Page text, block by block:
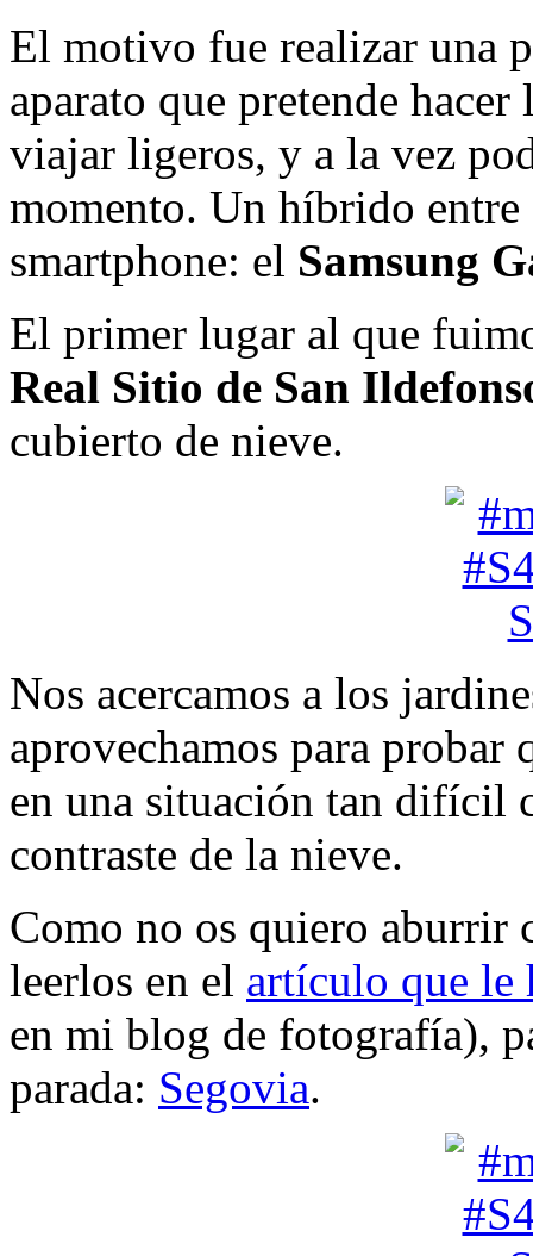
El motivo fue realizar una
aparato que pretende
viajar ligeros, y a la vez
momento. Un híbrido entre
smartphone: el Samsung
El primer lugar al que
Real Sitio de San
cubierto de nieve.
Nos acercamos a los
aprovechamos para probar
en una situación tan difícil
contraste de la nieve.
Como no os quiero aburrir
leerlos en el artículo que le
en mi blog de fotografía),
parada: Segovia.